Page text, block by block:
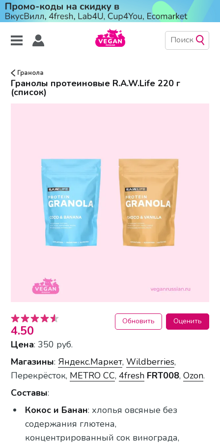
Гранола
Гранолы протеиновые R.A.W.Life 220 г
(список)
4.50
Обновить Оценить
Цена: 350 руб.
Магазины: Яндекс.Маркет,Wildberries,
Перекрёсток, METRO CC,4fresh FRT008,Ozon.
Составы:
Кокос и Банан: хлопья овсяные без
содержания глютена,
концентрированный сок винограда,